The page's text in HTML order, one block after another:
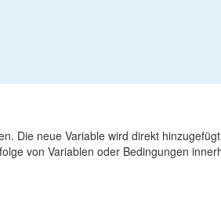
Die neue Variable wird direkt
von Variablen oder Bedingungen